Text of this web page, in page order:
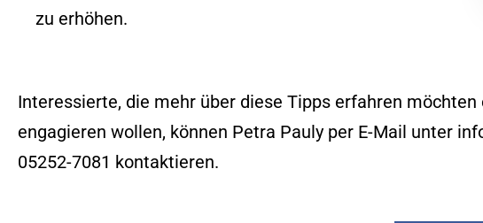
zu erhöhen.
Interessierte, die mehr über diese Tipps erfahren
engagieren wollen, können Petra Pauly per E-Mail unter
05252-7081 kontaktieren.